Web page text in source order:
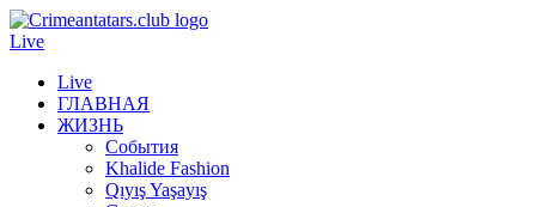
Live
Live
ГЛАВНАЯ
ЖИЗНЬ
События
Khalide Fashion
Qıyış Yaşayış